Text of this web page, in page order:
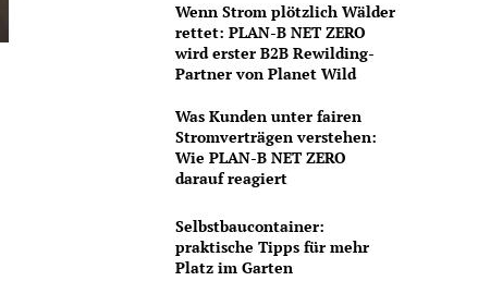
Wenn Strom plötzlich Wälder
rettet: PLAN-B NET ZERO
wird erster B2B Rewilding-
Partner von Planet Wild
Was Kunden unter fairen
Stromverträgen verstehen:
Wie PLAN-B NET ZERO
darauf reagiert
Selbstbaucontainer:
praktische Tipps für mehr
Platz im Garten